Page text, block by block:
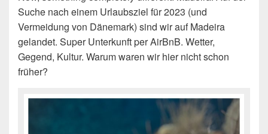
Suche nach einem Urlaubsziel für 2023 (und
Vermeidung von Dänemark) sind wir auf Madeira
gelandet. Super Unterkunft per AirBnB. Wetter,
Gegend, Kultur. Warum waren wir hier nicht schon
früher?